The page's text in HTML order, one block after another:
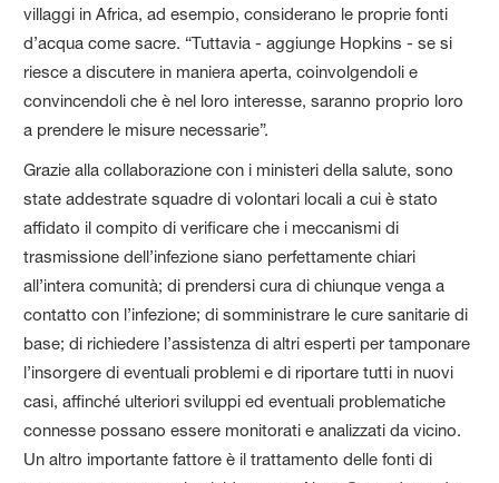
villaggi in Africa, ad esempio, considerano le proprie fonti
d’acqua come sacre. “Tuttavia - aggiunge Hopkins - se si
riesce a discutere in maniera aperta, coinvolgendoli e
convincendoli che è nel loro interesse, saranno proprio loro
a prendere le misure necessarie”.
Grazie alla collaborazione con i ministeri della salute, sono
state addestrate squadre di volontari locali a cui è stato
affidato il compito di verificare che i meccanismi di
trasmissione dell’infezione siano perfettamente chiari
all’intera comunità; di prendersi cura di chiunque venga a
contatto con l’infezione; di somministrare le cure sanitarie di
base; di richiedere l’assistenza di altri esperti per tamponare
l’insorgere di eventuali problemi e di riportare tutti in nuovi
casi, affinché ulteriori sviluppi ed eventuali problematiche
connesse possano essere monitorati e analizzati da vicino.
Un altro importante fattore è il trattamento delle fonti di